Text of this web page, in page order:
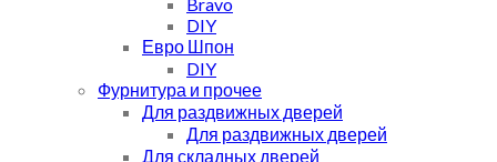
DIY
Евро Шпон
DIY
Фурнитура и прочее
Для раздвижных дверей
Для раздвижных дверей
Для складных дверей